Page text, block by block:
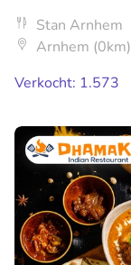
Stan Arnhem
Arnhem (0km)
Verkocht: 1.573